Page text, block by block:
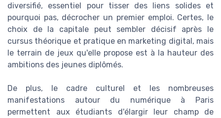
diversifié, essentiel pour tisser des liens solides et
pourquoi pas, décrocher un premier emploi. Certes, le
choix de la capitale peut sembler décisif après le
cursus théorique et pratique en marketing digital, mais
le terrain de jeux qu'elle propose est à la hauteur des
ambitions des jeunes diplômés.
De plus, le cadre culturel et les nombreuses
manifestations autour du numérique à Paris
permettent aux étudiants d'élargir leur champ de